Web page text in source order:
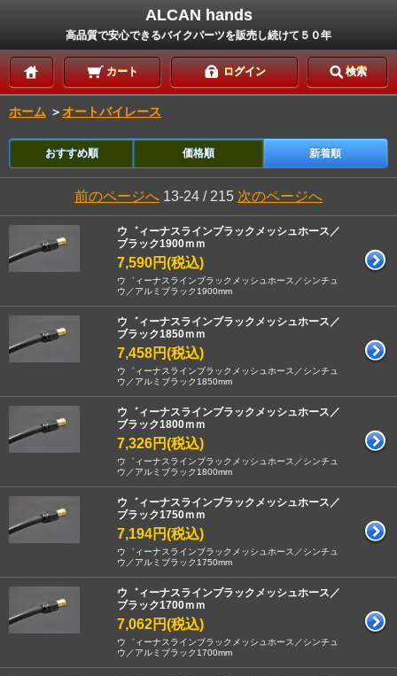
ALCAN hands
高品質で安心できるバイクパーツを販売し続けて５０年
カート ログイン 検索
ホーム ＞ オートバイレース
おすすめ順 価格順 新着順
前のページへ 13-24 / 215 次のページへ
ウ゛ィーナスラインブラックメッシュホース／
ブラック1900ｍｍ
7,590円(税込)
ウ゛ィーナスラインブラックメッシュホース／シンチュ
ウ／アルミブラック1900mm
ウ゛ィーナスラインブラックメッシュホース／
ブラック1850ｍｍ
7,458円(税込)
ウ゛ィーナスラインブラックメッシュホース／シンチュ
ウ／アルミブラック1850mm
ウ゛ィーナスラインブラックメッシュホース／
ブラック1800ｍｍ
7,326円(税込)
ウ゛ィーナスラインブラックメッシュホース／シンチュ
ウ／アルミブラック1800mm
ウ゛ィーナスラインブラックメッシュホース／
ブラック1750ｍｍ
7,194円(税込)
ウ゛ィーナスラインブラックメッシュホース／シンチュ
ウ／アルミブラック1750mm
ウ゛ィーナスラインブラックメッシュホース／
ブラック1700ｍｍ
7,062円(税込)
ウ゛ィーナスラインブラックメッシュホース／シンチュ
ウ／アルミブラック1700mm